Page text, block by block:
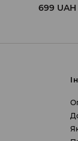
699 UAH